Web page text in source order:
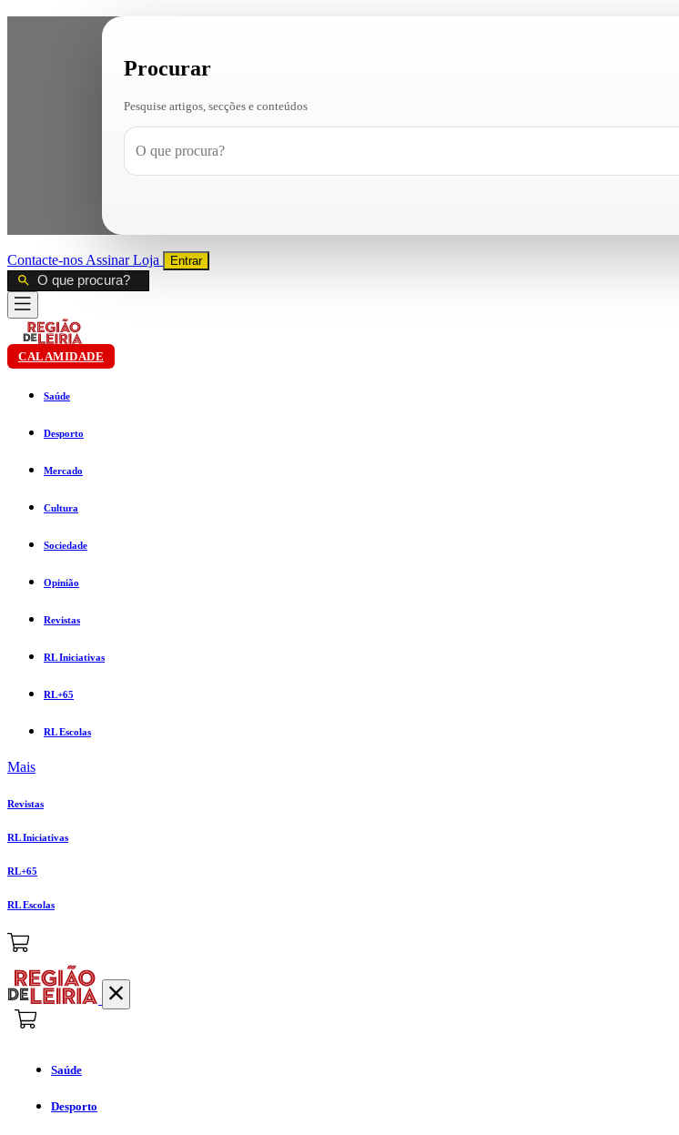
Procurar
Pesquise artigos, secções e conteúdos
Contacte-nos AssinarLoja Entrar
CALAMIDADE
Saúde
Desporto
Mercado
Cultura
Sociedade
Opinião
Revistas
RL Iniciativas
RL+65
RL Escolas
Mais
Revistas
RL Iniciativas
RL+65
RL Escolas
Saúde
Desporto